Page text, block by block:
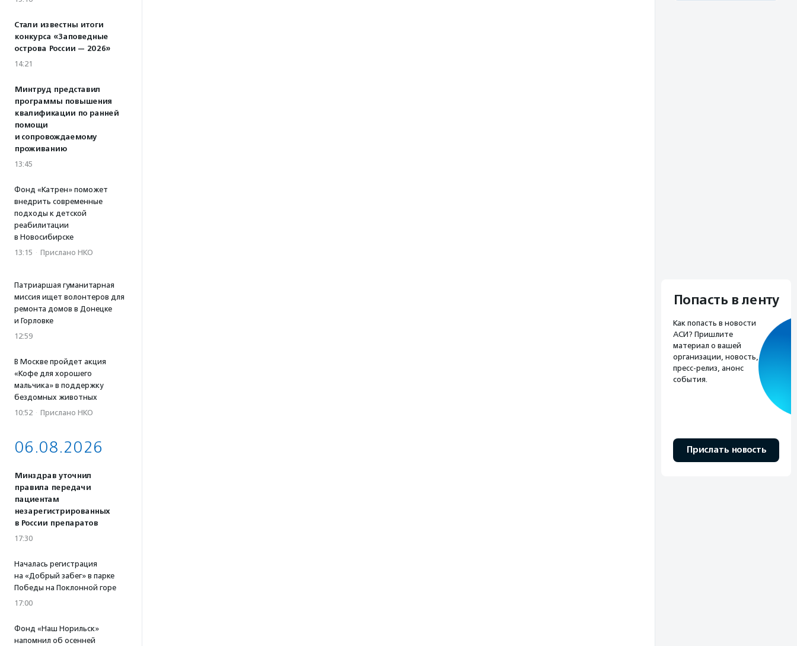
Стали известны итоги
конкурса «Заповедные
острова России — 2026»
14:21
Минтруд представил
программы повышения
квалификации по ранней
помощи
и сопровождаемому
проживанию
13:45
Фонд «Катрен» поможет
внедрить современные
подходы к детской
реабилитации
в Новосибирске
13:15 · Прислано НКО
Патриаршая гуманитарная
миссия ищет волонтеров для
ремонта домов в Донецке
и Горловке
12:59
В Москве пройдет акция
«Кофе для хорошего
мальчика» в поддержку
бездомных животных
10:52 · Прислано НКО
06.08.2026
Минздрав уточнил
правила передачи
пациентам
незарегистрированных
в России препаратов
17:30
Началась регистрация
на «Добрый забег» в парке
Победы на Поклонной горе
17:00
Фонд «Наш Норильск»
напомнил об осенней
Попасть в ленту
Как попасть в новости
АСИ? Пришлите
материал о вашей
организации, новость,
пресс-релиз, анонс
события.
Прислать новость